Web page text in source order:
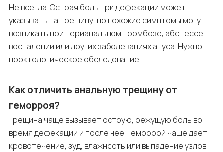
Не всегда. Острая боль при дефекации может
указывать на трещину, но похожие симптомы могут
возникать при перианальном тромбозе, абсцессе,
воспалении или других заболеваниях ануса. Нужно
проктологическое обследование.
Как отличить анальную трещину от
геморроя?
Трещина чаще вызывает острую, режущую боль во
время дефекации и после нее. Геморрой чаще дает
кровотечение, зуд, влажность или выпадение узлов.